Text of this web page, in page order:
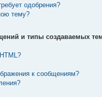
одобрения?
тему?
и типы создаваемых
к сообщениям?